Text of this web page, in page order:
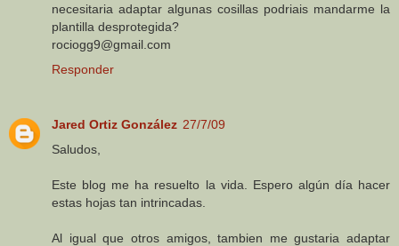
necesitaria adaptar algunas cosillas podriais mandarme la
plantilla desprotegida?
rociogg9@gmail.com
Responder
Jared Ortiz González 27/7/09
Saludos,
Este blog me ha resuelto la vida. Espero algún día hacer
estas hojas tan intrincadas.
Al igual que otros amigos, tambien me gustaria adaptar